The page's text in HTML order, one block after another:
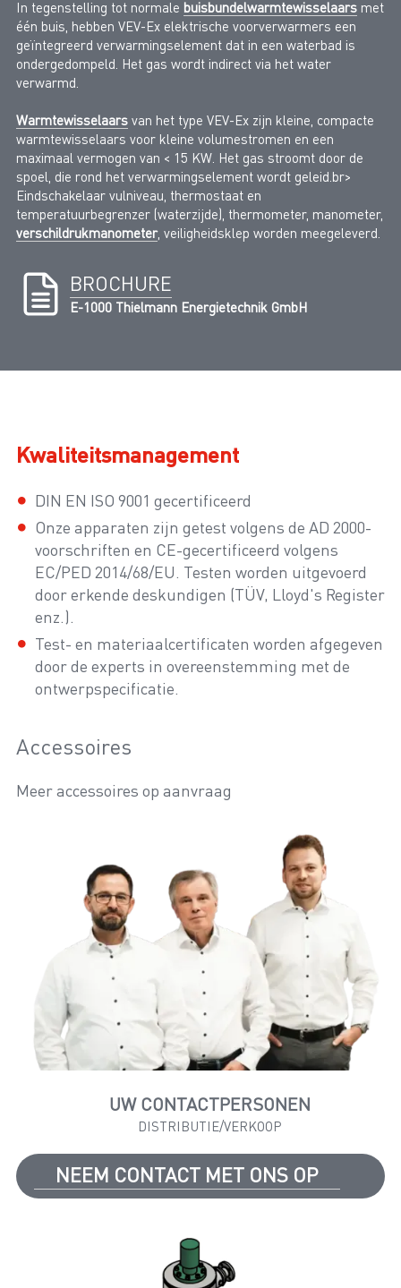
In tegenstelling tot normale buisbundelwarmtewisselaars met
één buis, hebben VEV-Ex elektrische voorverwarmers een
geïntegreerd verwarmingselement dat in een waterbad is
ondergedompeld. Het gas wordt indirect via het water
verwarmd.
Warmtewisselaars van het type VEV-Ex zijn kleine, compacte
warmtewisselaars voor kleine volumestromen en een
maximaal vermogen van < 15 KW. Het gas stroomt door de
spoel, die rond het verwarmingselement wordt geleid.br>
Eindschakelaar vulniveau, thermostaat en
temperatuurbegrenzer (waterzijde), thermometer, manometer,
verschildrukmanometer, veiligheidsklep worden meegeleverd.
BROCHURE
E-1000 Thielmann Energietechnik GmbH
Kwaliteitsmanagement
DIN EN ISO 9001 gecertificeerd
Onze apparaten zijn getest volgens de AD 2000-
voorschriften en CE-gecertificeerd volgens
EC/PED 2014/68/EU. Testen worden uitgevoerd
door erkende deskundigen (TÜV, Lloyd's Register
enz.).
Test- en materiaalcertificaten worden afgegeven
door de experts in overeenstemming met de
ontwerpspecificatie.
Accessoires
Meer accessoires op aanvraag
UW CONTACTPERSONEN
DISTRIBUTIE/VERKOOP
NEEM CONTACT MET ONS OP